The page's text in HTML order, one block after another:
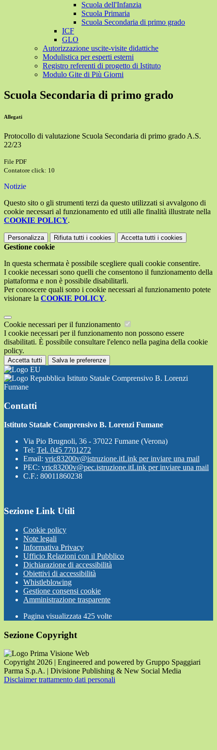
Scuola dell'Infanzia
Scuola Primaria
Scuola Secondaria di primo grado
ICF
GLO
Autorizzazione uscite-visite didattiche
Modulistica per esperti esterni
Registro referenti di progetto di Istituto
Modulo Gite di Più Giorni
Scuola Secondaria di primo grado
Allegati
Protocollo di valutazione Scuola Secondaria di primo grado A.S.
22/23
File PDF
Contatore click: 10
Notizie
Questo sito o gli strumenti terzi da questo utilizzati si avvalgono di
cookie necessari al funzionamento ed utili alle finalità illustrate nella
COOKIE POLICY.
Personalizza Rifiuta tutti i cookies Accetta tutti i cookies
Gestione cookie
In questa schermata è possibile scegliere quali cookie consentire.
I cookie necessari sono quelli che consentono il funzionamento della
piattaforma e non è possibile disabilitarli.
Per conoscere quali sono i cookie necessari al funzionamento potete
visionare la COOKIE POLICY.
Cookie necessari per il funzionamento
I cookie necessari per il funzionamento non possono essere
disabilitati. È possibile consultare l'elenco nella pagina della cookie
policy.
Accetta tutti Salva le preferenze
Istituto Statale Comprensivo B. Lorenzi
Fumane
Contatti
Istituto Statale Comprensivo B. Lorenzi Fumane
Via Pio Brugnoli, 36 - 37022 Fumane (Verona)
Tel: Tel. 045 7701272
Email: vric83200v@istruzione.itLink per inviare una mail
PEC: vric83200v@pec.istruzione.itLink per inviare una mail
C.F.: 80011860238
Sezione Link Utili
Cookie policy
Note legali
Informativa Privacy
Ufficio Relazioni con il Pubblico
Dichiarazione di accessibilità
Obiettivi di accessibilità
Whistleblowing
Gestione consensi cookie
Amministrazione trasparente
Pagina visualizzata 425 volte
Sezione Copyright
Copyright 2026 | Engineered and powered by Gruppo Spaggiari
Parma S.p.A. | Divisione Publishing & New Social Media
Disclaimer trattamento dati personali